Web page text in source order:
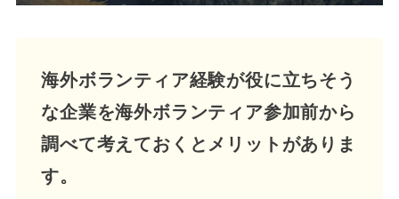
海外ボランティア経験が役に立ちそう
な企業を海外ボランティア参加前から
調べて考えておくとメリットがありま
す。